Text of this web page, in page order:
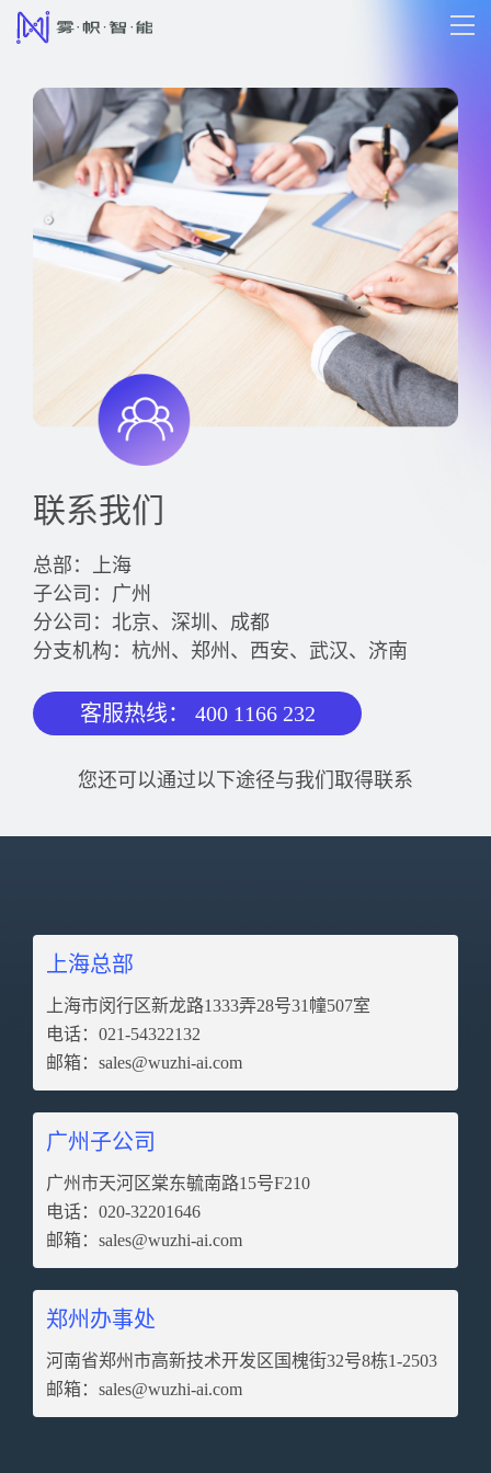
联系我们
总部：上海
子公司：广州
分公司：北京、深圳、成都
分支机构：杭州、郑州、西安、武汉、济南
客服热线： 400 1166 232
您还可以通过以下途径与我们取得联系
上海总部
上海市闵行区新龙路1333弄28号31幢507室
电话：021-54322132
邮箱： sales@wuzhi-ai.com
广州子公司
广州市天河区棠东毓南路15号F210
电话：020-32201646
邮箱： sales@wuzhi-ai.com
郑州办事处
河南省郑州市高新技术开发区国槐街32号8栋1-2503
邮箱： sales@wuzhi-ai.com